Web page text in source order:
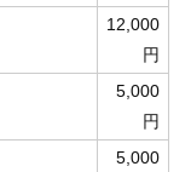
12,000
円
5,000
円
5,000